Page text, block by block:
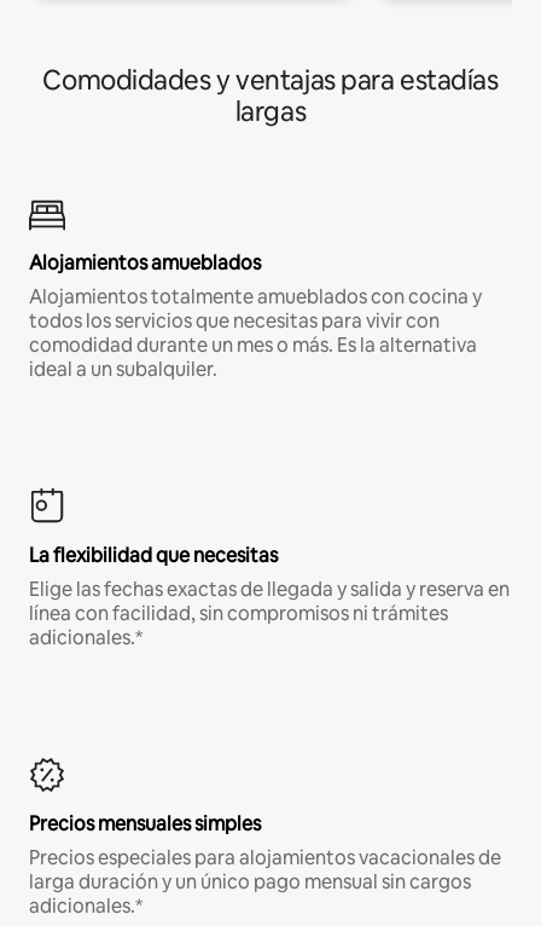
Comodidades y ventajas para estadías
largas
Alojamientos amueblados
Alojamientos totalmente amueblados con cocina y
todos los servicios que necesitas para vivir con
comodidad durante un mes o más. Es la alternativa
ideal a un subalquiler.
La flexibilidad que necesitas
Elige las fechas exactas de llegada y salida y reserva en
línea con facilidad, sin compromisos ni trámites
adicionales.*
Precios mensuales simples
Precios especiales para alojamientos vacacionales de
larga duración y un único pago mensual sin cargos
adicionales.*